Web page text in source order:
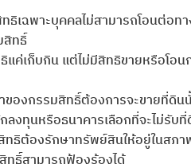
ธิเฉพาะบุคคลไม่สามารถโอนต่อ
สิทธิ์
ค่เก็บกิน แต่ไม่มีสิทธิขายหรือโอ
ของกรรมสิทธิ์ต้องการจะขายที่ดิน
งทุนหรือธนาคารเลือกที่จะไม่รับ
ทธิต้องรักษาทรัพย์สินให้อยู่ในสภา
ธิ์สามารถฟ้องร้องได้